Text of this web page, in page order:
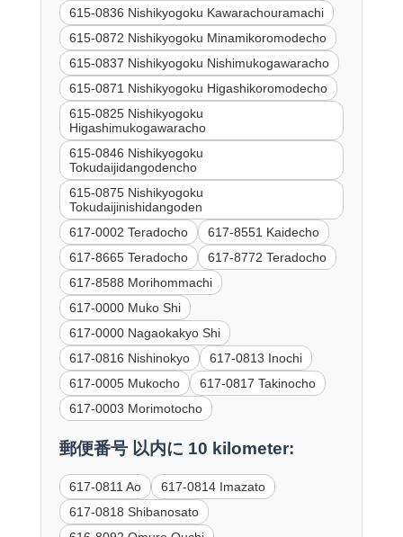
615-0836 Nishikyogoku Kawarachouramachi
615-0872 Nishikyogoku Minamikoromodecho
615-0837 Nishikyogoku Nishimukogawaracho
615-0871 Nishikyogoku Higashikoromodecho
615-0825 Nishikyogoku
Higashimukogawaracho
615-0846 Nishikyogoku
Tokudaijidangodencho
615-0875 Nishikyogoku
Tokudaijinishidangoden
617-0002 Teradocho
617-8551 Kaidecho
617-8665 Teradocho
617-8772 Teradocho
617-8588 Morihommachi
617-0000 Muko Shi
617-0000 Nagaokakyo Shi
617-0816 Nishinokyo
617-0813 Inochi
617-0005 Mukocho
617-0817 Takinocho
617-0003 Morimotocho
郵便番号 以内に 10 kilometer:
617-0811 Ao
617-0814 Imazato
617-0818 Shibanosato